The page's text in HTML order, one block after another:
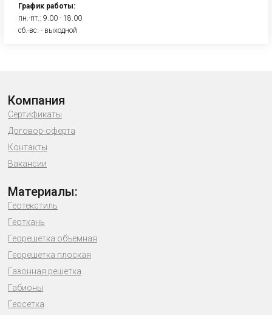
График работы:
пн.-пт.: 9.00 - 18.00
сб.-вс. - выходной
Компания
Сертификаты
Договор-оферта
Контакты
Вакансии
Материалы:
Геотекстиль
Геоткань
Георешетка объемная
Георешетка плоская
Газонная решетка
Габионы
Геосетка